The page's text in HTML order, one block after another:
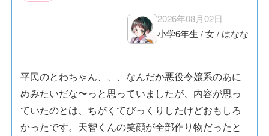
2026年08月02日
小学6年生 /女/ はなな
平民のとわちゃん、、、なんだか悪役令嬢系のあに
めみたいだな〜っと思っていましたが、内容が思っ
ていたのとは、ちがくてびっくりしたけどおもしろ
かったです。天智くんの笑顔が全部作り物だったと